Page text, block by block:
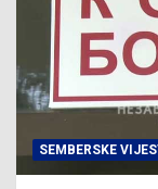
SEMBERSKE